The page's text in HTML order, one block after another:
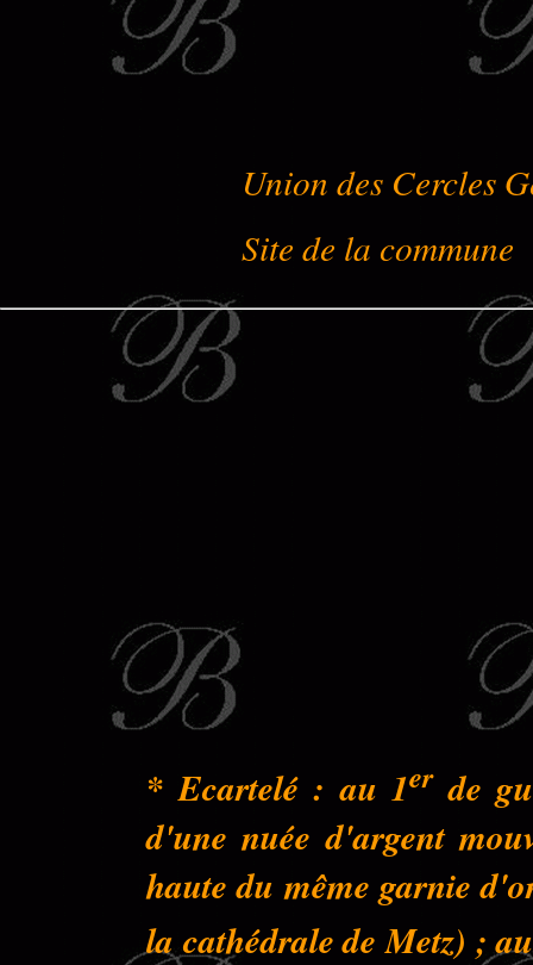
Union des Cercles
Site de la commune
* Ecartelé : au 1erde
d'une nuée d'argent
haute du même garnie
la cathédrale de Metz) ;